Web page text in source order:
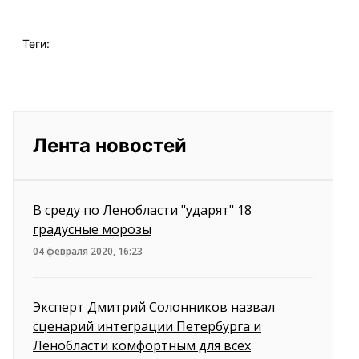
Теги:
Лента новостей
В среду по Ленобласти "ударят" 18
градусные морозы
04 февраля 2020, 16:23
Эксперт Дмитрий Солонников назвал
сценарий интеграции Петербурга и
Ленобласти комфортным для всех